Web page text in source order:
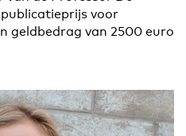
voor
geldbedrag van 2500 euro